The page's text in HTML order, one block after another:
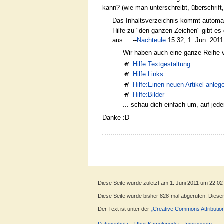
kann? (wie man unterschreibt,
Das Inhaltsverzeichnis kommt
Hilfe zu "den ganzen Zeichen" gibt
aus ... --Nachteule 15:32, 1. Jun.
Wir haben auch eine ganze Reihe
Hilfe:Textgestaltung
Hilfe:Links
Hilfe:Einen neuen Artikel
Hilfe:Bilder
... schau dich einfach um, auf
Danke :D
Diese Seite wurde zuletzt am 1. Juni 2011 um
Diese Seite wurde bisher 828-mal abgerufen.
Der Text ist unter der „Creative Commons